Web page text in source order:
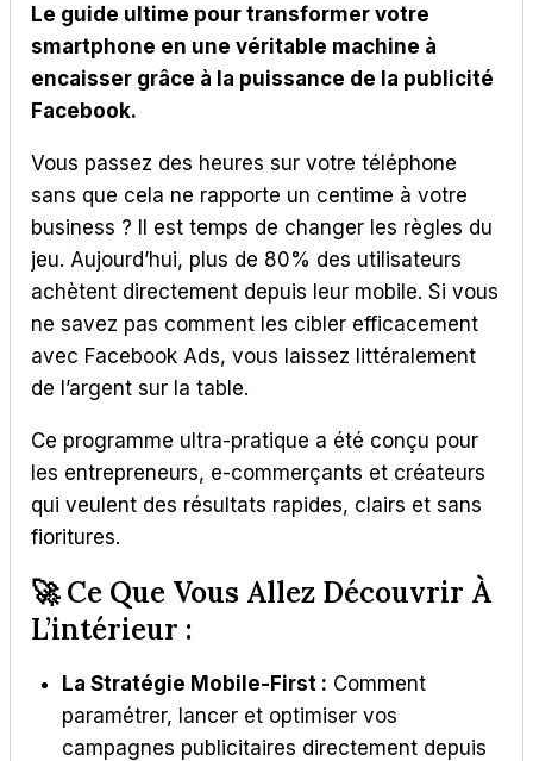
Le guide ultime pour transformer votre
smartphone en une véritable machine à
encaisser grâce à la puissance de la publicité
Facebook.
Vous passez des heures sur votre téléphone
sans que cela ne rapporte un centime à votre
business ? Il est temps de changer les règles du
jeu. Aujourd’hui, plus de 80% des utilisateurs
achètent directement depuis leur mobile. Si vous
ne savez pas comment les cibler efficacement
avec Facebook Ads, vous laissez littéralement
de l’argent sur la table.
Ce programme ultra-pratique a été conçu pour
les entrepreneurs, e-commerçants et créateurs
qui veulent des résultats rapides, clairs et sans
fioritures.
🚀 Ce Que Vous Allez Découvrir À
L’intérieur :
La Stratégie Mobile-First : Comment
paramétrer, lancer et optimiser vos
campagnes publicitaires directement depuis